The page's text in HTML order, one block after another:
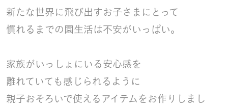
新たな世界に飛び出すお子さまにとって
慣れるまでの園生活は不安がいっぱい。
家族がいっしょにいる安心感を
離れていても感じられるように
親子おそろいで使えるアイテムをお作りしまし